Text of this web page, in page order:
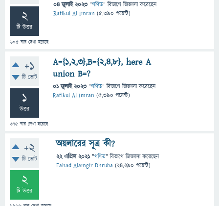
2
টি উত্তর
605 বার দেখা হয়েছে
04 জুলাই 2023 "গণিত" বিভাগে জিজ্ঞাসাকরেছেন
Rafikul Al Imran (5,390 পয়েন্ট)
+1
টি ভোট
1
উত্তর
375 বার দেখা হয়েছে
A={1,2,3},B={2,4,8}, here A
union B=?
01 জুলাই 2023 "গণিত" বিভাগে জিজ্ঞাসাকরেছেন
Rafikul Al Imran (5,390 পয়েন্ট)
+2
টি ভোট
2
টি উত্তর
অয়লারের সূত্র কী?
22 এপ্রিল 2021 "গণিত" বিভাগে জিজ্ঞাসাকরেছেন
Fahad Alamgir Dhruba (24,290 পয়েন্ট)